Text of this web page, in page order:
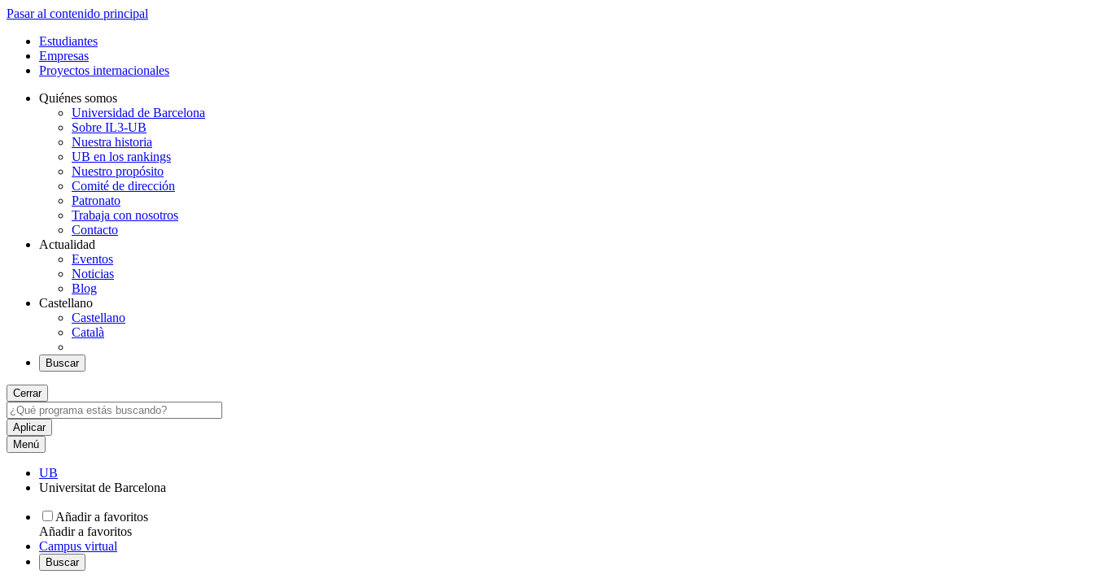
Pasar al contenido principal
Estudiantes
Empresas
Proyectos internacionales
Quiénes somos
Universidad de Barcelona
Sobre IL3-UB
Nuestra historia
UB en los rankings
Nuestro propósito
Comité de dirección
Patronato
Trabaja con nosotros
Contacto
Actualidad
Eventos
Noticias
Blog
Castellano
Castellano
Català
Buscar
Cerrar
Menú
UB
Universitat de Barcelona
Añadir a favoritos
Añadir a favoritos
Campus virtual
Buscar